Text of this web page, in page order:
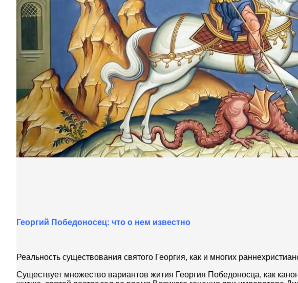
Георгий Победоносец: что о нем известно
Реальность существования святого Георгия, как и многих
Существует множество вариантов жития Георгия Победоносца, как